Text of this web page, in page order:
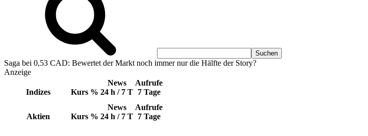
Saga bei 0,53 CAD: Bewertet der Markt noch immer nur die Hälfte der Story?
Anzeige
Indizes Kurs %
News
24 h / 7 T
Aufrufe
7 Tage
Aktien Kurs %
News
24 h / 7 T
Aufrufe
7 Tage